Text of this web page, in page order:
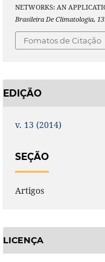
NETWORKS: AN
Brasileira De Climatologia, 13
Fomatos de Citação
EDIÇÃO
v. 13 (2014)
SEÇÃO
Artigos
LICENÇA